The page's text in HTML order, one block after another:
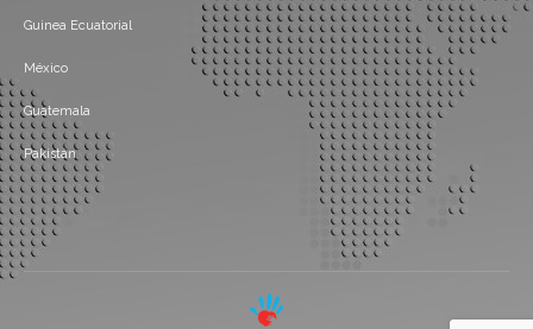
Guinea Ecuatorial
México
Guatemala
Pakistán